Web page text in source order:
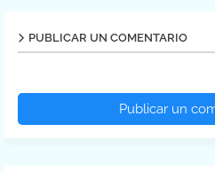
PUBLICAR UN COMENTARIO
Publicar un